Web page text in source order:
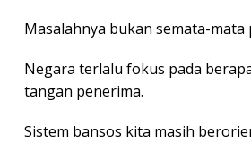
Masalahnya bukan semata-
Negara terlalu fokus pada
tangan penerima.
Sistem bansos kita masih